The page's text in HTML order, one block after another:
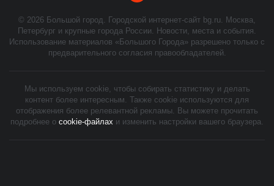
© 2026 Большой город. Городской интернет-сайт bg.ru. Москва,
Петербург и крупные города России. Новости, места и события.
Использование материалов «Большого Города» разрешено только с
предварительного согласия правообладателей.
Мы используем cookie, чтобы собирать статистику и делать
контент более интересным. Также cookie используются для
отображения более релевантной рекламы. Вы можете прочитать
подробнее о cookie-файлах и изменить настройки вашего браузера.